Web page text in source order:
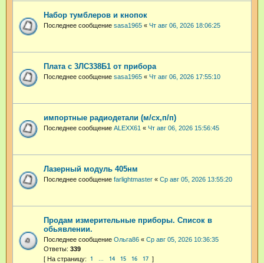
Набор тумблеров и кнопок
Последнее сообщение sasa1965 « Чт авг 06, 2026 18:06:25
Плата с 3ЛС338Б1 от прибора
Последнее сообщение sasa1965 « Чт авг 06, 2026 17:55:10
импортные радиодетали (м/сх,п/п)
Последнее сообщение ALEXX61 « Чт авг 06, 2026 15:56:45
Лазерный модуль 405нм
Последнее сообщение farlightmaster « Ср авг 05, 2026 13:55:20
Продам измерительные приборы. Список в
обьявлении.
Последнее сообщение Ольга86 « Ср авг 05, 2026 10:36:35
Ответы: 339
1 … 14 15 16 17